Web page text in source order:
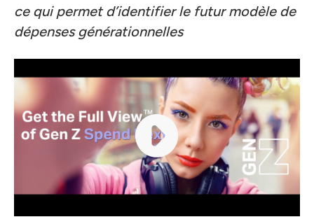
ce qui permet d’identifier le futur modèle de
dépenses générationnelles